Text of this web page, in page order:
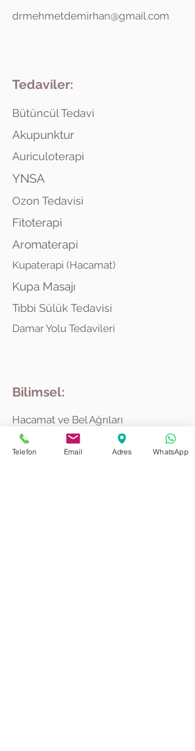
drmehmetdemirhan@gmail.com
Tedaviler:
Bütüncül Tedavi
Akupunktur
Auriculoterapi
YNSA
Ozon Tedavisi
Fitoterapi
Aromaterapi
Kupaterapi (Hacamat)
Kupa Masajı
Tıbbi Sülük Tedavisi
Damar Yolu Tedavileri
Bilimsel:
Hacamat ve Bel Ağrıları
Hacamat ve Ağır Metal
Telefon Email Adres WhatsApp